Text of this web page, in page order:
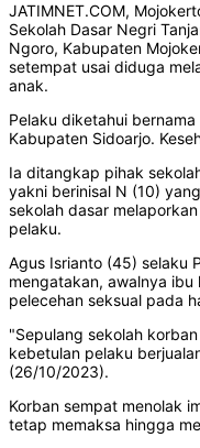
JATIMNET.COM,
Sekolah Dasar Negri
Ngoro, Kabupaten
setempat usai diduga
anak.
Pelaku diketahui
Kabupaten Sidoarjo.
Ia ditangkap pihak
yakni berinisal N (10)
sekolah dasar
pelaku.
Agus Isrianto (45) selaku
mengatakan, awalnya
pelecehan seksual pada
"Sepulang sekolah
kebetulan pelaku
(26/10/2023).
Korban sempat menolak
tetap memaksa hingga